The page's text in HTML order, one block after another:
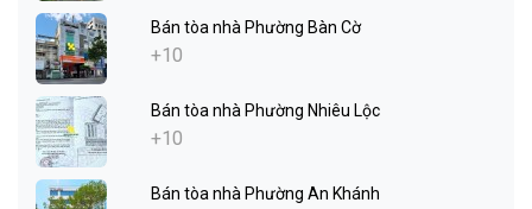
Bán tòa nhà Phường Bàn Cờ
+10
Bán tòa nhà Phường Nhiêu Lộc
+10
Bán tòa nhà Phường An Khánh